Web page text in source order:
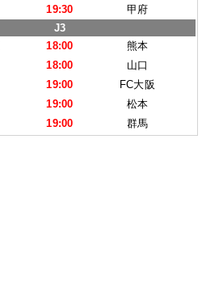
19:30
甲府
J3
18:00
熊本
18:00
山口
19:00
FC大阪
19:00
松本
19:00 群馬